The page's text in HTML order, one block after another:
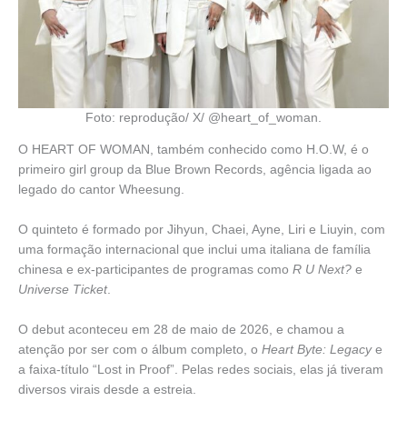
Foto: reprodução/ X/ @heart_of_woman.
O HEART OF WOMAN, também conhecido como H.O.W, é o
primeiro girl group da Blue Brown Records, agência ligada ao
legado do cantor Wheesung.
O quinteto é formado por Jihyun, Chaei, Ayne, Liri e Liuyin, com
uma formação internacional que inclui uma italiana de família
chinesa e ex-participantes de programas como R U Next? e
Universe Ticket.
O debut aconteceu em 28 de maio de 2026, e chamou a
atenção por ser com o álbum completo, o Heart Byte: Legacye
a faixa-título “Lost in Proof”. Pelas redes sociais, elas já tiveram
diversos virais desde a estreia.